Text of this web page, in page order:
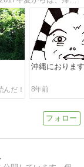
沖縄におりま
8年前